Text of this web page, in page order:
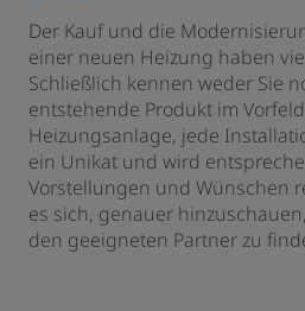
Der Kauf und die
einer neuen Heizung haben
Schließlich kennen weder Sie
entstehende Produkt im
Heizungsanlage, jede
ein Unikat und wird
Vorstellungen und Wünschen
es sich, genauer
den geeigneten Partner zu